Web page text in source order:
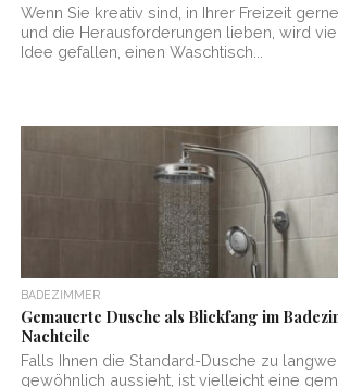
Wenn Sie kreativ sind, in Ihrer Freizeit
und die Herausforderungen lieben, wird
Idee gefallen, einen Waschtisch...
BADEZIMMER
Gemauerte Dusche als Blickfang im
Nachteile
Falls Ihnen die Standard-Dusche zu
gewöhnlich aussieht, ist vielleicht eine